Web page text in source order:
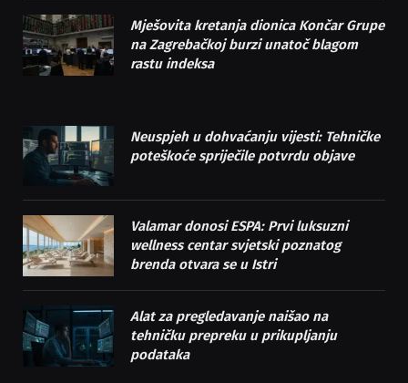
Mješovita kretanja dionica Končar Grupe
na Zagrebačkoj burzi unatoč blagom
rastu indeksa
Neuspjeh u dohvaćanju vijesti: Tehničke
poteškoće spriječile potvrdu objave
Valamar donosi ESPA: Prvi luksuzni
wellness centar svjetski poznatog
brenda otvara se u Istri
Alat za pregledavanje naišao na
tehničku prepreku u prikupljanju
podataka